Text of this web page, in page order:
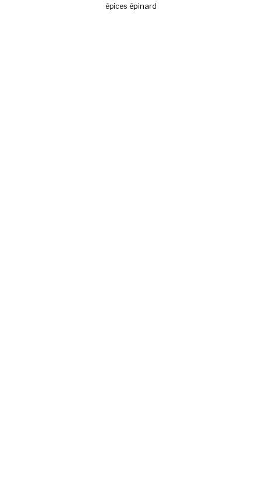
épices épinard